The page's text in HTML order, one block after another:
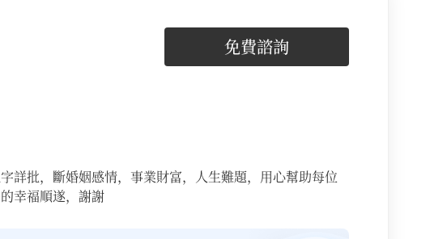
免費諮詢
詳批，斷婚姻感情，事業財富，人生難題，用心幫助每位
幸福順遂，謝謝